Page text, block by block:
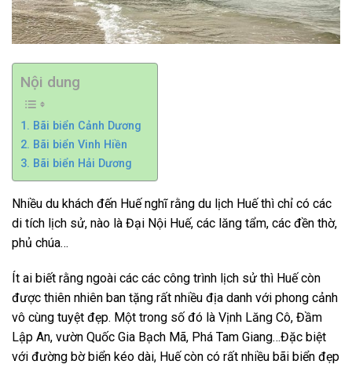
Nội dung
1. Bãi biển Cảnh Dương
2. Bãi biển Vinh Hiền
3. Bãi biển Hải Dương
Nhiều du khách đến Huế nghĩ rằng du lịch Huế thì chỉ có các
di tích lịch sử, nào là Đại Nội Huế, các lăng tẩm, các đền thờ,
phủ chúa…
Ít ai biết rằng ngoài các các công trình lịch sử thì Huế còn
được thiên nhiên ban tặng rất nhiều địa danh với phong cảnh
vô cùng tuyệt đẹp. Một trong số đó là Vịnh Lăng Cô, Đầm
Lập An, vườn Quốc Gia Bạch Mã, Phá Tam Giang…Đặc biệt
với đường bờ biển kéo dài, Huế còn có rất nhiều bãi biển đẹp